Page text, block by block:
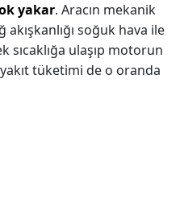
yakar. Aracın mekanik
soğuk hava ile
sıcaklığa ulaşıp motorun
yakıt tüketimi de o oranda